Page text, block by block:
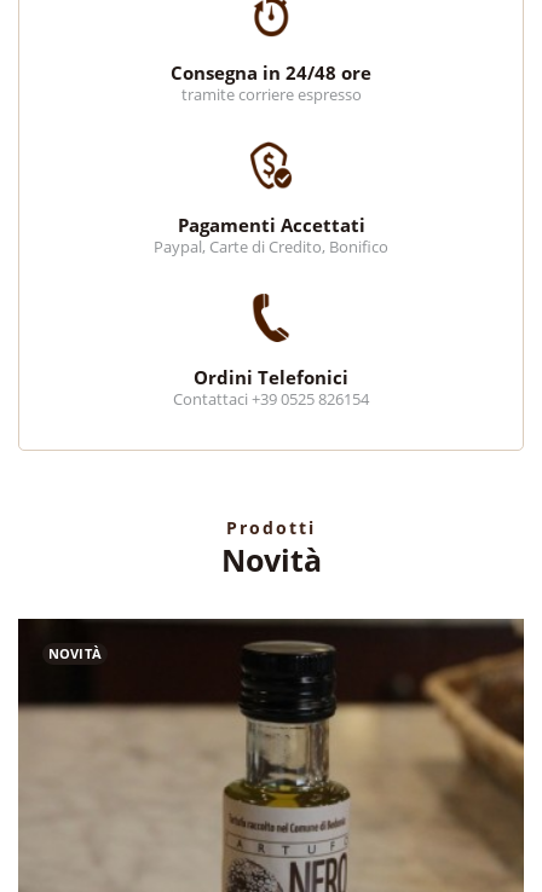
Consegna in 24/48 ore
tramite corriere espresso
Pagamenti Accettati
Paypal, Carte di Credito, Bonifico
Ordini Telefonici
Contattaci +39 0525 826154
Prodotti
Novità
NOVITÀ